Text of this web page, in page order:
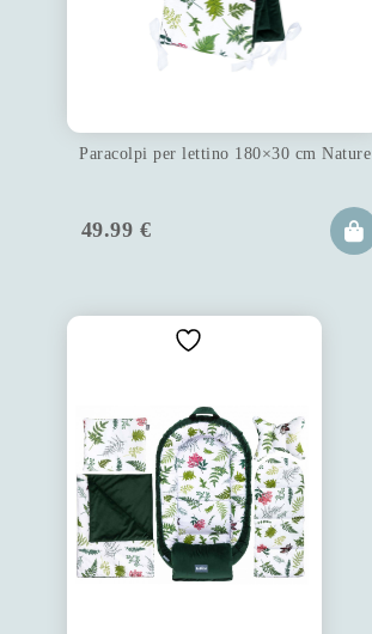
Paracolpi per lettino 180×30 cm Nature
49.99 €